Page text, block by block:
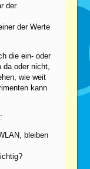
der
der Werte
die ein- oder
oder nicht,
wie weit
kann
bleiben